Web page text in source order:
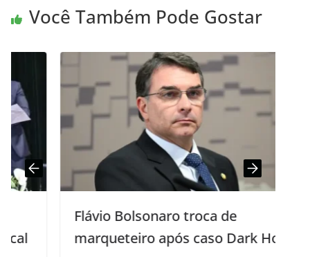
Você Também Pode Gostar
Flávio Bolsonaro troca de
marqueteiro após caso Dark Horse